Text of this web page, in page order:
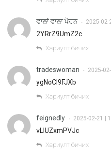
ਵਾਲਾਂ ਵਾਲਾ ਪੋਰਨ • 2025-02-
2YRrZ9UmZ2c
Хариулт бичих
tradeswoman • 2025-
ygNoCI9FJXb
Хариулт бичих
feignedly • 2025-02-21 |
vLlUZxmPVJc
Хариулт бичих